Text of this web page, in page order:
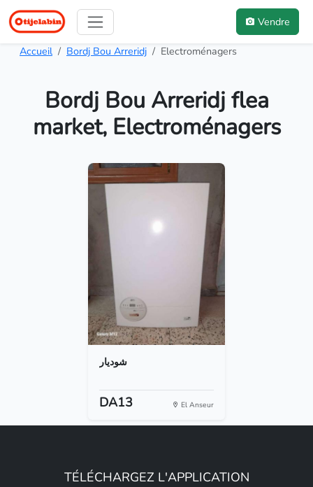
Vendre
Accueil Bordj Bou Arreridj Electroménagers
Bordj Bou Arreridj flea
market, Electroménagers
شوديار
DA13 El Anseur
TÉLÉCHARGEZ L'APPLICATION